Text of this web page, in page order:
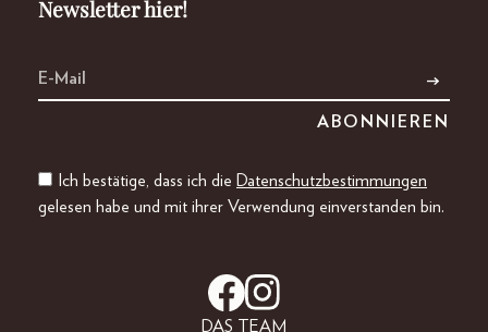
Newsletter hier!
Ich bestätige, dass ich die Datenschutzbestimmungen
gelesen habe und mit ihrer Verwendung einverstanden bin.
DAS TEAM